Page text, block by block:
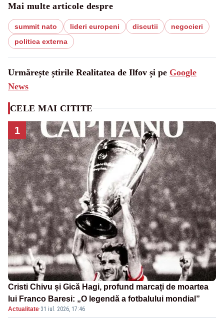
Mai multe articole despre
summit nato lideri europeni discutii
negocieri
politica externa
Urmărește știrile Realitatea de Ilfov și pe Google
News
CELE MAI CITITE
1
Cristi Chivu și Gică Hagi, profund marcați de moartea
lui Franco Baresi: „O legendă a fotbalului mondial”
Actualitate·31 iul. 2026, 17:46